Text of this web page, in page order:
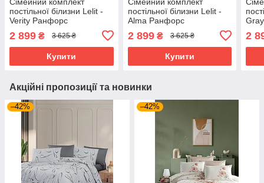
постільної білизни Lelit -
Verity Ранфорс
2 899 ₴ 3 625 ₴
Купити
постільної білизни Lelit -
Alma Ранфорс
2 899₴ 3 625 ₴
Купити
2
Акційні пропозиції та новинки
–42% –42%